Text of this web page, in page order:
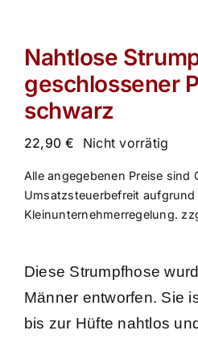
Nahtlose
geschlossener
schwarz
22,90€ Nicht vorrätig
Alle angegebenen Preise sind
Umsatzsteuerbefreit aufgrund
Kleinunternehmerregelung.
Diese Strumpfhose
Männer entworfen. Sie
bis zur Hüfte nahtlos